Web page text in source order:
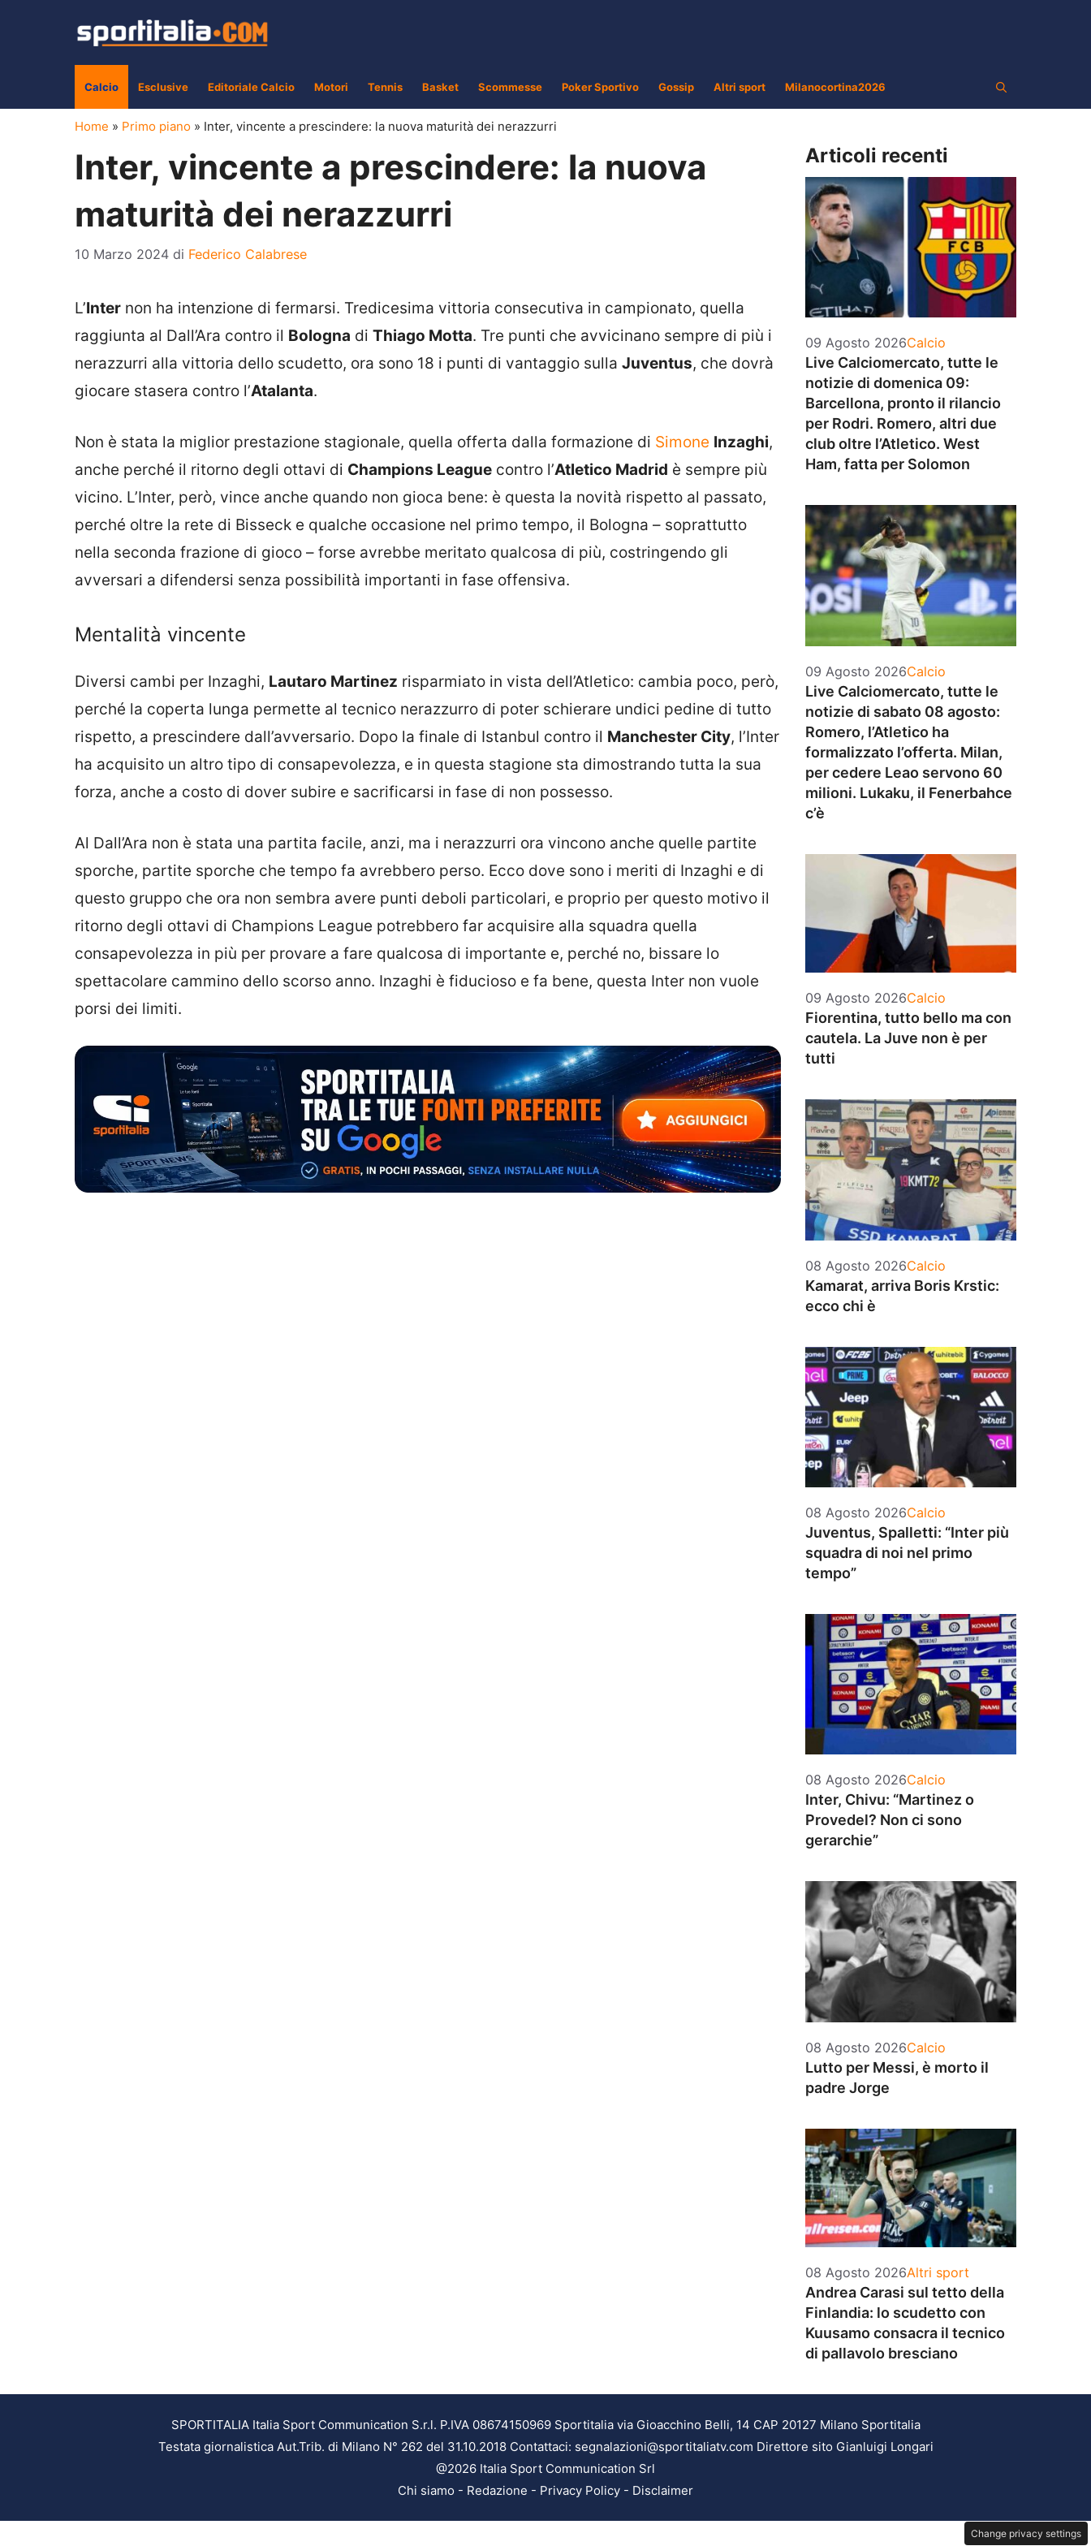
Calcio Esclusive Editoriale Calcio Motori Tennis Basket Scommesse Poker Sportivo Gossip Altri sport Milanocortina2026
Home » Primo piano » Inter, vincente a prescindere: la nuova maturità dei nerazzurri
Inter, vincente a prescindere: la nuova
maturità dei nerazzurri
10 Marzo 2024 di Federico Calabrese
L’Inter non ha intenzione di fermarsi. Tredicesima vittoria consecutiva in campionato, quella
raggiunta al Dall’Ara contro il Bologna di Thiago Motta. Tre punti che avvicinano sempre di più i
nerazzurri alla vittoria dello scudetto, ora sono 18 i punti di vantaggio sulla Juventus, che dovrà
giocare stasera contro l’Atalanta.
Non è stata la miglior prestazione stagionale, quella offerta dalla formazione di Simone Inzaghi,
anche perché il ritorno degli ottavi di Champions League contro l’Atletico Madrid è sempre più
vicino. L’Inter, però, vince anche quando non gioca bene: è questa la novità rispetto al passato,
perché oltre la rete di Bisseck e qualche occasione nel primo tempo, il Bologna – soprattutto
nella seconda frazione di gioco – forse avrebbe meritato qualcosa di più, costringendo gli
avversari a difendersi senza possibilità importanti in fase offensiva.
Mentalità vincente
Diversi cambi per Inzaghi, Lautaro Martinez risparmiato in vista dell’Atletico: cambia poco, però,
perché la coperta lunga permette al tecnico nerazzurro di poter schierare undici pedine di tutto
rispetto, a prescindere dall’avversario. Dopo la finale di Istanbul contro il Manchester City, l’Inter
ha acquisito un altro tipo di consapevolezza, e in questa stagione sta dimostrando tutta la sua
forza, anche a costo di dover subire e sacrificarsi in fase di non possesso.
Al Dall’Ara non è stata una partita facile, anzi, ma i nerazzurri ora vincono anche quelle partite
sporche, partite sporche che tempo fa avrebbero perso. Ecco dove sono i meriti di Inzaghi e di
questo gruppo che ora non sembra avere punti deboli particolari, e proprio per questo motivo il
ritorno degli ottavi di Champions League potrebbero far acquisire alla squadra quella
consapevolezza in più per provare a fare qualcosa di importante e, perché no, bissare lo
spettacolare cammino dello scorso anno. Inzaghi è fiducioso e fa bene, questa Inter non vuole
porsi dei limiti.
Articoli recenti
09 Agosto 2026Categorie
Calcio
Live Calciomercato, tutte le
notizie di domenica 09:
Barcellona, pronto il rilancio
per Rodri. Romero, altri due
club oltre l’Atletico. West
Ham, fatta per Solomon
09 Agosto 2026Categorie
Calcio
Live Calciomercato, tutte le
notizie di sabato 08 agosto:
Romero, l’Atletico ha
formalizzato l’offerta. Milan,
per cedere Leao servono 60
milioni. Lukaku, il Fenerbahce
c’è
09 Agosto 2026Categorie
Calcio
Fiorentina, tutto bello ma con
cautela. La Juve non è per
tutti
08 Agosto 2026Categorie
Calcio
Kamarat, arriva Boris Krstic:
ecco chi è
08 Agosto 2026Categorie
Calcio
Juventus, Spalletti: “Inter più
squadra di noi nel primo
tempo”
08 Agosto 2026Categorie
Calcio
Inter, Chivu: “Martinez o
Provedel? Non ci sono
gerarchie”
08 Agosto 2026Categorie
Calcio
Lutto per Messi, è morto il
padre Jorge
08 Agosto 2026Categorie
Altri sport
Andrea Carasi sul tetto della
Finlandia: lo scudetto con
Kuusamo consacra il tecnico
di pallavolo bresciano
SPORTITALIA Italia Sport Communication S.r.l. P.IVA 08674150969 Sportitalia via Gioacchino Belli, 14 CAP 20127 Milano Sportitalia
Testata giornalistica Aut.Trib. di Milano N° 262 del 31.10.2018 Contattaci: segnalazioni@sportitaliatv.com Direttore sito Gianluigi Longari
@2026 Italia Sport Communication Srl
Chi siamo - Redazione - Privacy Policy - Disclaimer
Change privacy settings